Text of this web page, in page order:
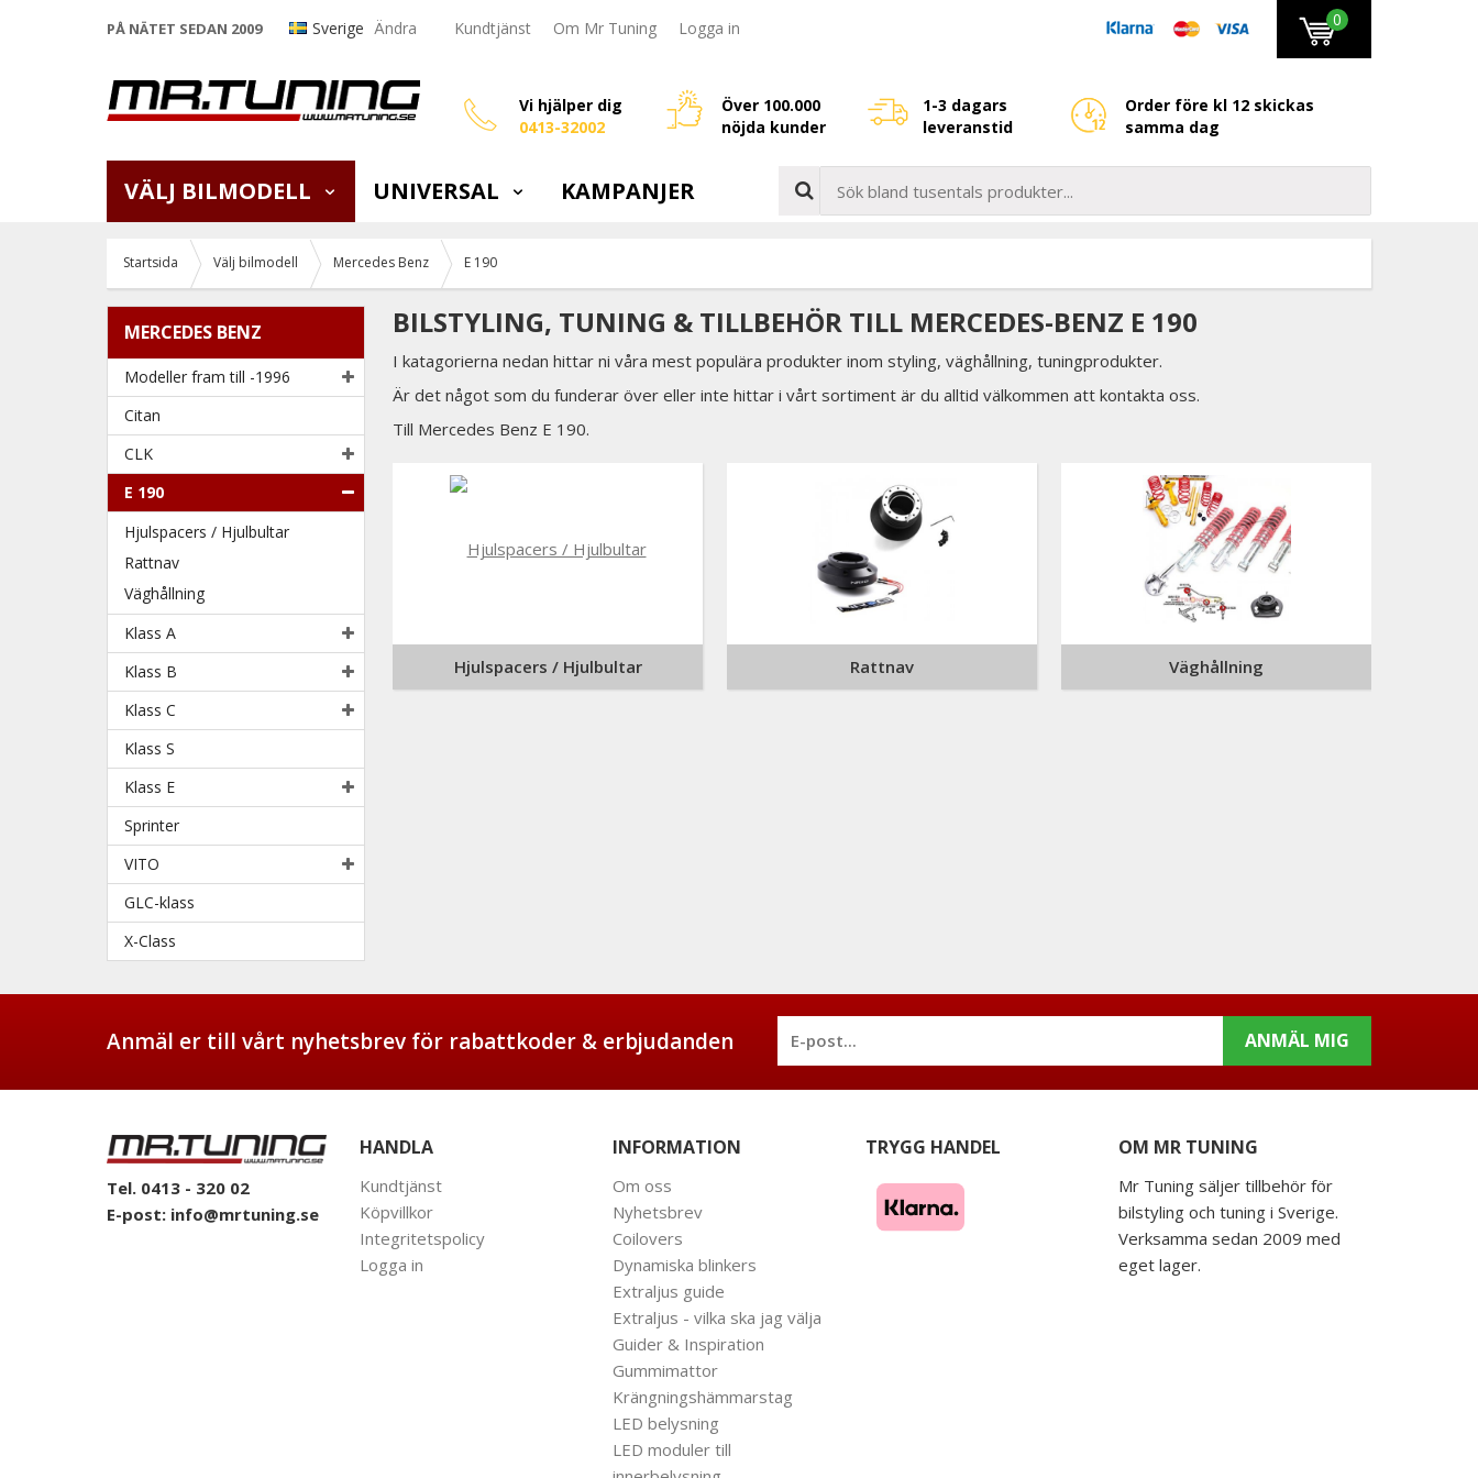
PÅ NÄTET SEDAN 2009 Sverige Ändra Kundtjänst Om Mr Tuning Logga in 0
Vi hjälper dig
0413-32002
Över 100.000
nöjda kunder
1-3 dagars
leveranstid
Order före kl 12 skickas
samma dag
VÄLJ BILMODELL UNIVERSAL KAMPANJER
Startsida Välj bilmodell Mercedes Benz E 190
MERCEDES BENZ
Modeller fram till -1996
Citan
CLK
E 190
Hjulspacers / Hjulbultar
Rattnav
Väghållning
Klass A
Klass B
Klass C
Klass S
Klass E
Sprinter
VITO
GLC-klass
X-Class
BILSTYLING, TUNING & TILLBEHÖR TILL MERCEDES-BENZ E 190
I katagorierna nedan hittar ni våra mest populära produkter inom styling, väghållning, tuningprodukter.
Är det något som du funderar över eller inte hittar i vårt sortiment är du alltid välkommen att kontakta oss.
Till Mercedes Benz E 190.
Hjulspacers / Hjulbultar Rattnav Väghållning
Anmäl er till vårt nyhetsbrev för rabattkoder & erbjudanden ANMÄL MIG
Tel. 0413 - 320 02
E-post: info@mrtuning.se
HANDLA
Kundtjänst
Köpvillkor
Integritetspolicy
Logga in
INFORMATION
Om oss
Nyhetsbrev
Coilovers
Dynamiska blinkers
Extraljus guide
Extraljus - vilka ska jag välja
Guider & Inspiration
Gummimattor
Krängningshämmarstag
LED belysning
LED moduler till
TRYGG HANDEL OM MR TUNING
Mr Tuning säljer tillbehör för
bilstyling och tuning i Sverige.
Verksamma sedan 2009 med
eget lager.